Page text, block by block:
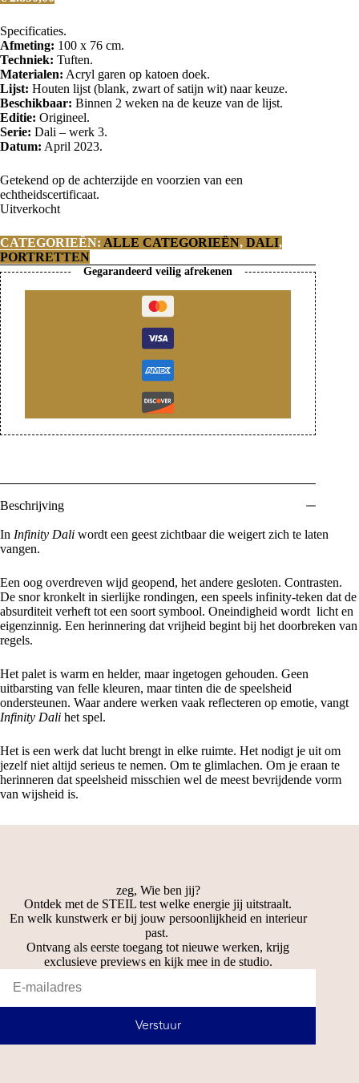
Specificaties.
Afmeting: 100 x 76 cm.
Techniek: Tuften.
Materialen: Acryl garen op katoen doek.
Lijst: Houten lijst (blank, zwart of satijn wit) naar keuze.
Beschikbaar: Binnen 2 weken na de keuze van de lijst.
Editie: Origineel.
Serie: Dali – werk 3.
Datum: April 2023.
Getekend op de achterzijde en voorzien van een
echtheidscertificaat.
Uitverkocht
CATEGORIEËN: ALLE CATEGORIEËN, DALI,
PORTRETTEN
Gegarandeerd veilig afrekenen
Beschrijving
In Infinity Dali wordt een geest zichtbaar die weigert zich te laten
vangen.
Een oog overdreven wijd geopend, het andere gesloten. Contrasten.
De snor kronkelt in sierlijke rondingen, een speels infinity-teken dat de
absurditeit verheft tot een soort symbool. Oneindigheid wordt licht en
eigenzinnig. Een herinnering dat vrijheid begint bij het doorbreken van
regels.
Het palet is warm en helder, maar ingetogen gehouden. Geen
uitbarsting van felle kleuren, maar tinten die de speelsheid
ondersteunen. Waar andere werken vaak reflecteren op emotie, vangt
Infinity Dali het spel.
Het is een werk dat lucht brengt in elke ruimte. Het nodigt je uit om
jezelf niet altijd serieus te nemen. Om te glimlachen. Om je eraan te
herinneren dat speelsheid misschien wel de meest bevrijdende vorm
van wijsheid is.
zeg, Wie ben jij?
Ontdek met de STEIL test welke energie jij uitstraalt.
En welk kunstwerk er bij jouw persoonlijkheid en interieur
past.
Ontvang als eerste toegang tot nieuwe werken, krijg
exclusieve previews en kijk mee in de studio.
Verstuur